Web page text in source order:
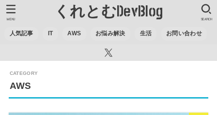
くれとむDevBlog
人気記事 IT AWS お悩み解決 生活 お問い合わせ
SEARCH
MENU
AWS